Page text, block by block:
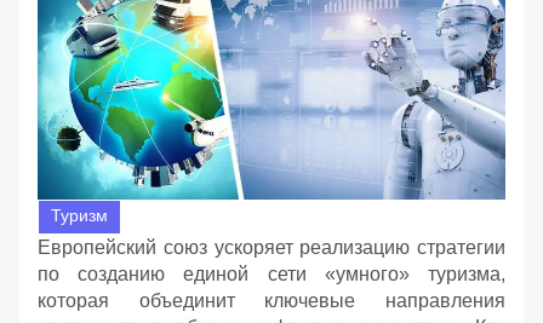
Туризм
Европейский союз ускоряет реализацию стратегии
по созданию единой сети «умного» туризма,
которая объединит ключевые направления